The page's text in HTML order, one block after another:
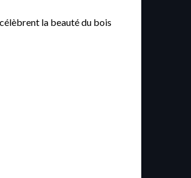
la beauté du bois